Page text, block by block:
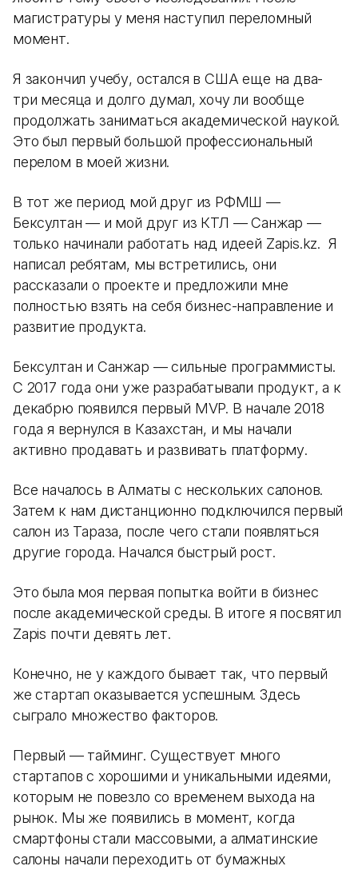
магистратуры у меня наступил переломный
момент.
Я закончил учебу, остался в США еще на два-
три месяца и долго думал, хочу ли вообще
продолжать заниматься академической наукой.
Это был первый большой профессиональный
перелом в моей жизни.
В тот же период мой друг из РФМШ —
Бексултан — и мой друг из КТЛ — Санжар —
только начинали работать над идеей Zapis.kz. Я
написал ребятам, мы встретились, они
рассказали о проекте и предложили мне
полностью взять на себя бизнес-направление и
развитие продукта.
Бексултан и Санжар — сильные программисты.
С 2017 года они уже разрабатывали продукт, а к
декабрю появился первый MVP. В начале 2018
года я вернулся в Казахстан, и мы начали
активно продавать и развивать платформу.
Все началось в Алматы с нескольких салонов.
Затем к нам дистанционно подключился первый
салон из Тараза, после чего стали появляться
другие города. Начался быстрый рост.
Это была моя первая попытка войти в бизнес
после академической среды. В итоге я посвятил
Zapis почти девять лет.
Конечно, не у каждого бывает так, что первый
же стартап оказывается успешным. Здесь
сыграло множество факторов.
Первый — тайминг. Существует много
стартапов с хорошими и уникальными идеями,
которым не повезло со временем выхода на
рынок. Мы же появились в момент, когда
смартфоны стали массовыми, а алматинские
салоны начали переходить от бумажных